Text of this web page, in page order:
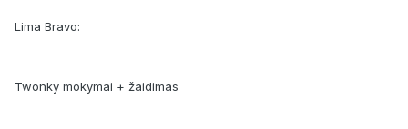
Lima Bravo:
Twonky mokymai + žaidimas